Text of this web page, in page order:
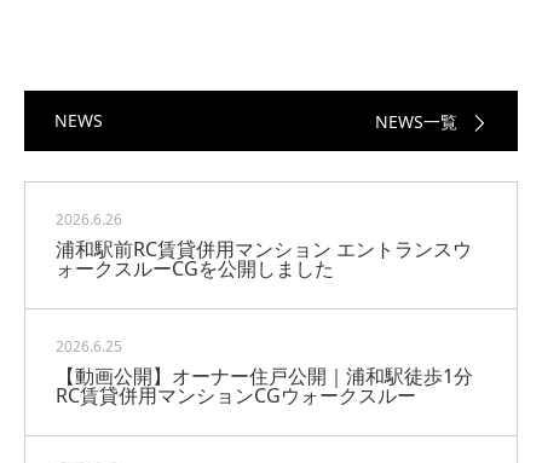
NEWS NEWS一覧
2026.6.26
浦和駅前RC賃貸併用マンション エントランスウ
ォークスルーCGを公開しました
2026.6.25
【動画公開】オーナー住戸公開｜浦和駅徒歩1分
RC賃貸併用マンションCGウォークスルー